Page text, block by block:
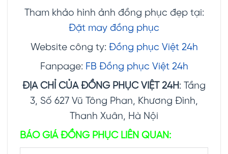
Tham khảo hình ảnh đồng phục đẹp tại:
Đặt may đồng phục
Website công ty: Đồng phục Việt 24h
Fanpage: FB Đồng phục Việt 24h
ĐỊA CHỈ CỦA ĐỒNG PHỤC VIỆT 24H: Tầng
3, Số 627 Vũ Tông Phan, Khương Đình,
Thanh Xuân, Hà Nội
BÁO GIÁ ĐỒNG PHỤC LIÊN QUAN: